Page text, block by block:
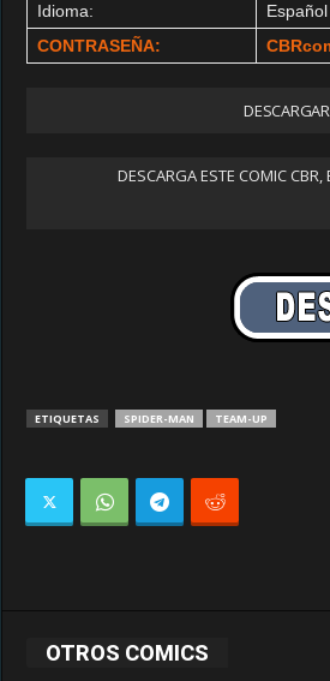
Idioma:
Español
CONTRASEÑA:
DESCARGA ESTE COMIC
ETIQUETAS SPIDER-MAN TEAM-UP
OTROS COMICS